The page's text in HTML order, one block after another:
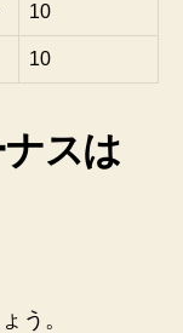
10
10
スは
う。